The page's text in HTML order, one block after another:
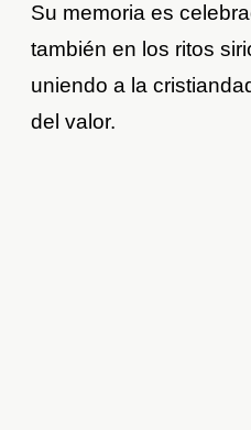
Su memoria es
también en los ritos
uniendo a la
del valor.